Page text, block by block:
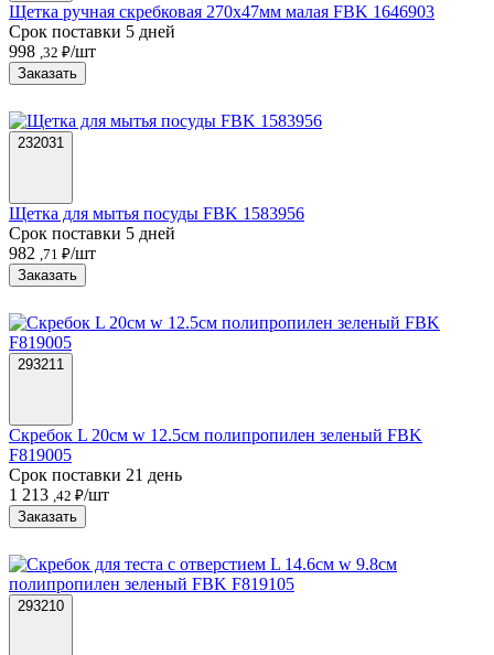
Щетка ручная скребковая 270х47мм малая FBK 1646903
Срок поставки 5 дней
998 ,32 ₽/шт
Заказать
232031
Щетка для мытья посуды FBK 1583956
Срок поставки 5 дней
982 ,71 ₽/шт
Заказать
293211
Скребок L 20см w 12.5см полипропилен зеленый FBK
F819005
Срок поставки 21 день
1 213 ,42 ₽/шт
Заказать
293210